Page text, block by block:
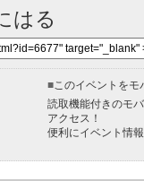
はる
■このイベントをモ
読取機能付きのモ
アクセス！
便利にイベント情